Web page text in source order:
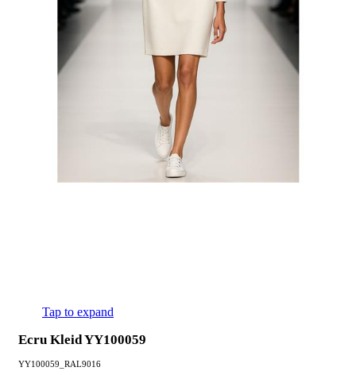
Tap to expand
Ecru Kleid YY100059
YY100059_RAL9016